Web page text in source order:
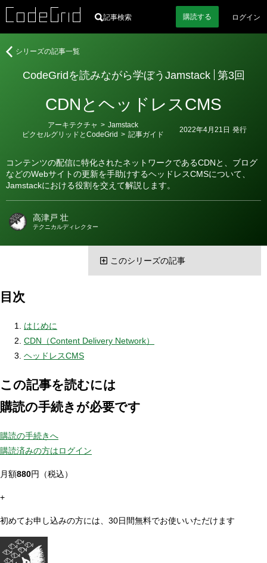
記事検索 購読する ログイン
CodeGridを読みながら学ぼうJamstack 第3回
CDNとヘッドレスCMS
コンテンツの配信に特化されたネットワークであるCDNと、ブログ
などのWebサイトの更新を手助けするヘッドレスCMSについて、
Jamstackにおける役割を交えて解説します。
テ
ー
アーキテクチャ > Jamstack
ピクセルグリッドとCodeGrid > 記事ガイド
2022年4月21日 発行
者
高津戸 壮
テクニカルディレクター
CodeGrid
う
Jamstack
シリーズの記事一覧
このシリーズの記事
目次
はじめに
CDN（Content Delivery Network）
ヘッドレスCMS
この記事を読むには
購読の手続きが必要です
購読の手続きへ
購読済みの方はログイン
月額880円（税込）
+
初めてお申し込みの方には、30日間無料でお使いいただけます